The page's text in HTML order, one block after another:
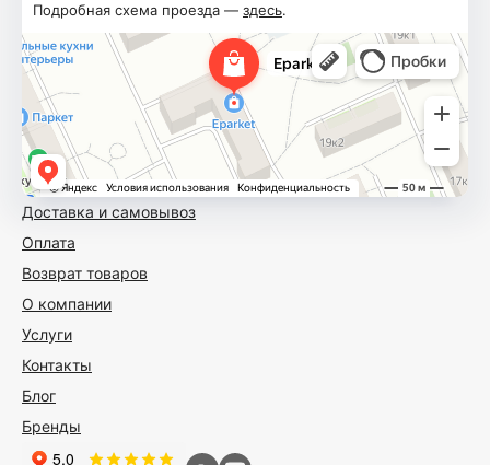
Доставка и самовывоз
Оплата
Возврат товаров
О компании
Услуги
Контакты
Блог
Бренды
Подробная схема проезда — здесь.